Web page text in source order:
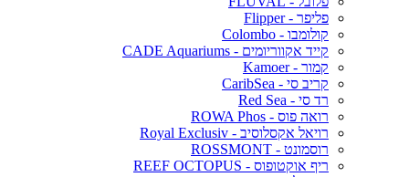
פליפר - Flipper
קולומבו - Colombo
קייד אקווריומים - CADE Aquariums
קמור - Kamoer
קריב סי - CaribSea
רד סי - Red Sea
רואה פוס - ROWA Phos
רויאל אקסלוסיב - Royal Exclusiv
רוסמונט - ROSSMONT
ריף אוקטופוס - REEF OCTOPUS